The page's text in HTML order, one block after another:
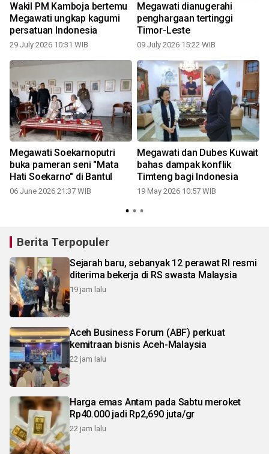
Wakil PM Kamboja bertemu
Megawati ungkap kagumi
persatuan Indonesia
29 July 2026 10:31 WIB
Megawati dianugerahi
penghargaan tertinggi
Timor-Leste
09 July 2026 15:22 WIB
Megawati Soekarnoputri
buka pameran seni "Mata
Hati Soekarno" di Bantul
06 June 2026 21:37 WIB
Megawati dan Dubes Kuwait
bahas dampak konflik
Timteng bagi Indonesia
19 May 2026 10:57 WIB
Berita Terpopuler
Sejarah baru, sebanyak 12 perawat RI resmi
diterima bekerja di RS swasta Malaysia
19 jam lalu
Aceh Business Forum (ABF) perkuat
kemitraan bisnis Aceh-Malaysia
22 jam lalu
Harga emas Antam pada Sabtu meroket
Rp40.000 jadi Rp2,690 juta/gr
22 jam lalu